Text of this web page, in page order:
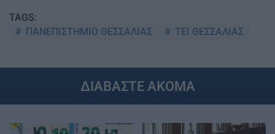
TAGS:
ΠΑΝΕΠΙΣΤΗΜΙΟ ΘΕΣΣΑΛΙΑΣ
ΤΕΙ ΘΕΣΣΑΛΙΑΣ
ΔΙΑΒΑΣΤΕ ΑΚΟΜΑ